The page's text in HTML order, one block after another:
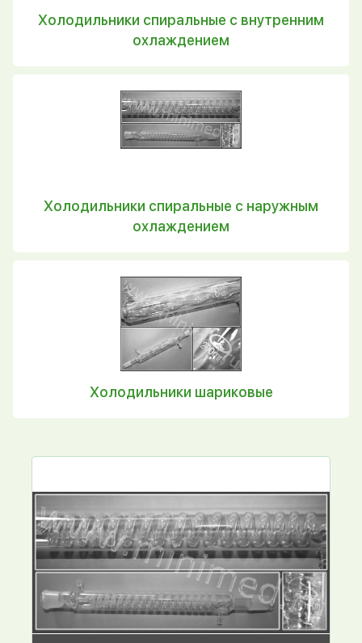
Холодильники спиральные с внутренним
охлаждением
Холодильники спиральные с наружным
охлаждением
Холодильники шариковые